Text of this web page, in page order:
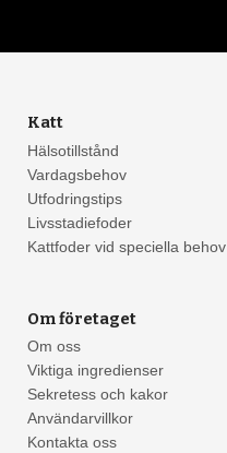
Katt
Hälsotillstånd
Vardagsbehov
Utfodringstips
Livsstadiefoder
Kattfoder vid speciella behov
Om företaget
Om oss
Viktiga ingredienser
Sekretess och kakor
Användarvillkor
Kontakta oss